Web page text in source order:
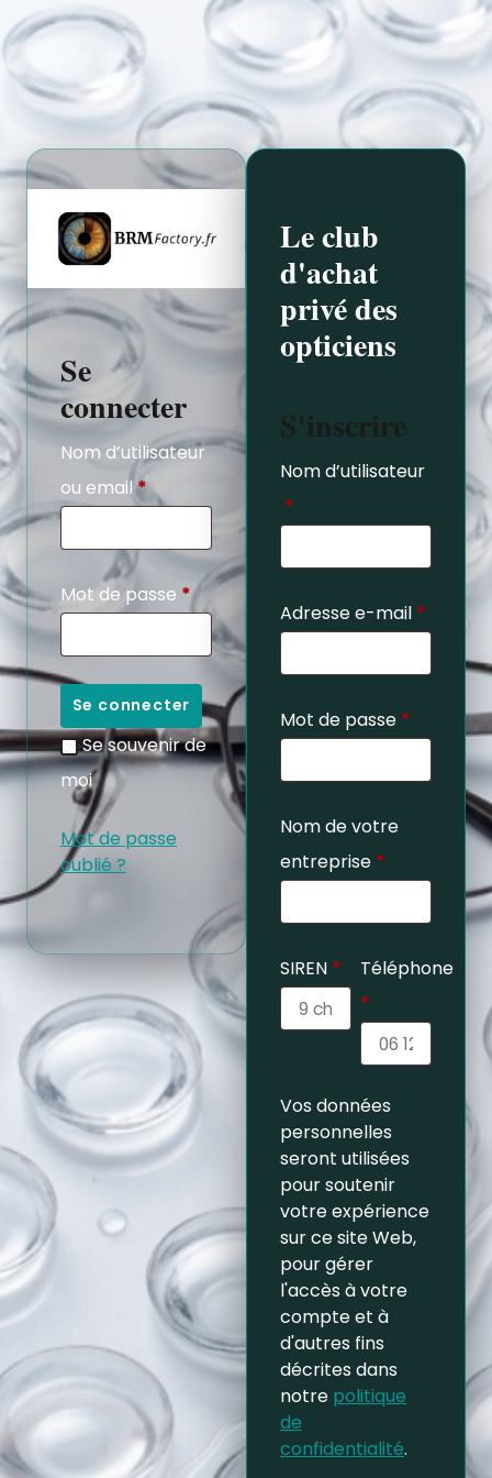
Se
connecter
Nom d’utilisateur
ou email*
Mot de passe *
Se connecter
Se souvenir de
moi
Mot de passe
oublié ?
Le club
d'achat
privé des
opticiens
S'inscrire
Nom d’utilisateur
*
Adresse e-mail *
Mot de passe *
Nom de votre
entreprise *
SIREN *
Téléphone
*
Vos données
personnelles
seront utilisées
pour soutenir
votre expérience
sur ce site Web,
pour gérer
l'accès à votre
compte et à
d'autres fins
décrites dans
notre politique
de
confidentialité.